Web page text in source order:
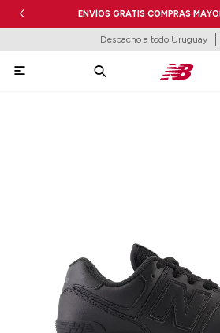
ENVÍOS GRATIS COMPRAS
Despacho a todo Uruguay
